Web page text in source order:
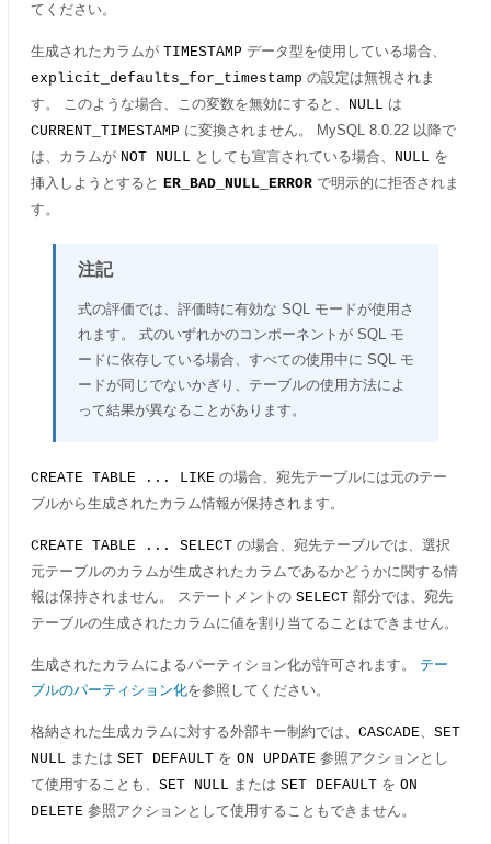
てください。
生成されたカラムが TIMESTAMP データ型を使用している場合、
explicit_defaults_for_timestamp の設定は無視されま
す。 このような場合、この変数を無効にすると、 NULL は
CURRENT_TIMESTAMP に変換されません。 MySQL 8.0.22 以降で
は、カラムが NOT NULL としても宣言されている場合、 NULL を
挿入しようとすると ER_BAD_NULL_ERROR で明示的に拒否されま
す。
注記
式の評価では、評価時に有効な SQL モードが使用さ
れます。 式のいずれかのコンポーネントが SQL モ
ードに依存している場合、すべての使用中に SQL モ
ードが同じでないかぎり、テーブルの使用方法によ
って結果が異なることがあります。
CREATE TABLE ... LIKE の場合、宛先テーブルには元のテー
ブルから生成されたカラム情報が保持されます。
CREATE TABLE ... SELECT の場合、宛先テーブルでは、選択
元テーブルのカラムが生成されたカラムであるかどうかに関する情
報は保持されません。 ステートメントの SELECT 部分では、宛先
テーブルの生成されたカラムに値を割り当てることはできません。
生成されたカラムによるパーティション化が許可されます。 テー
ブルのパーティション化を参照してください。
格納された生成カラムに対する外部キー制約では、 CASCADE、 SET
NULL または SET DEFAULT を ON UPDATE 参照アクションとし
て使用することも、 SET NULL または SET DEFAULT を ON
DELETE 参照アクションとして使用することもできません。